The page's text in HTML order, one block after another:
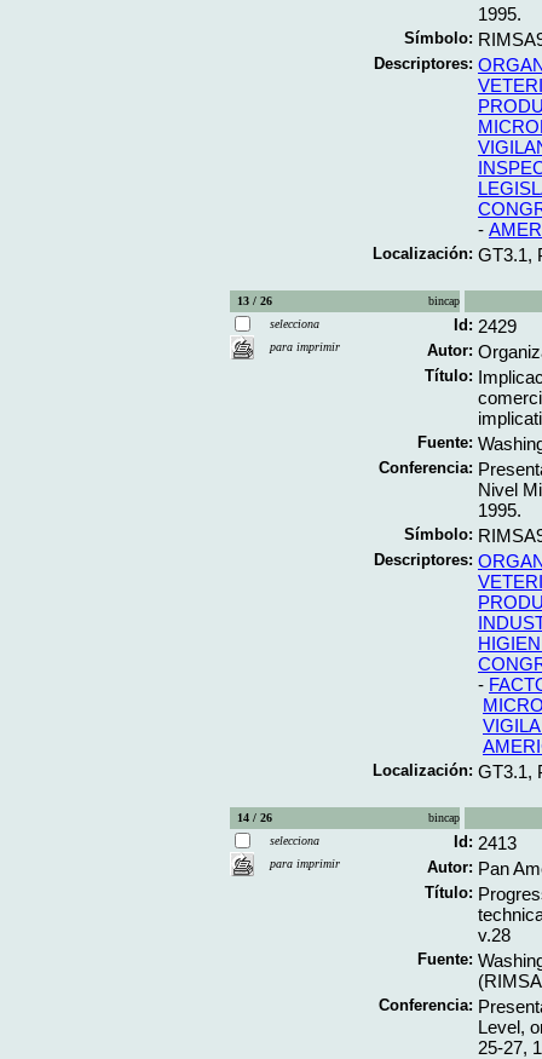
1995.
Símbolo:
Descriptores:
-
Localización: GT3.1,
13 / 26
bincap
selecciona
para imprimir
Id: 2429
Autor:
Título:
Fuente:
Conferencia:
Nivel
1995.
Símbolo:
Descriptores:
-
Localización: GT3.1,
14 / 26
bincap
selecciona
para imprimir
Id: 2413
Autor: Pan
Título:
v.28
Fuente:
Conferencia:
Level,
25-27,